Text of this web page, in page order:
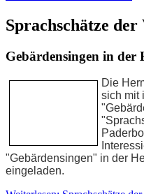
Sprachschätze der
Gebärdensingen in der
Die
sich mit
"Gebärdensingen" in der
eingeladen.